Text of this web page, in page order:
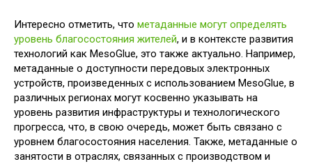
Интересно отметить, что метаданные могут определять
уровень благосостояния жителей, и в контексте развития
технологий как MesoGlue, это также актуально. Например,
метаданные о доступности передовых электронных
устройств, произведенных с использованием MesoGlue, в
различных регионах могут косвенно указывать на
уровень развития инфраструктуры и технологического
прогресса, что, в свою очередь, может быть связано с
уровнем благосостояния населения. Также, метаданные о
занятости в отраслях, связанных с производством и